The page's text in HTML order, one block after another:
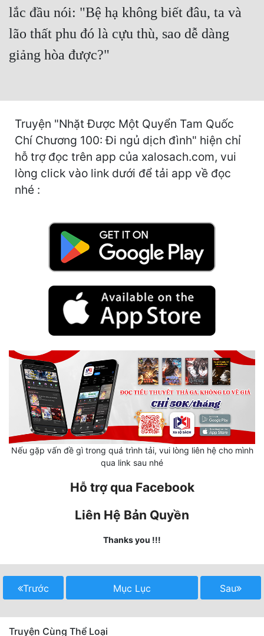
Kỳ Huyễn
Kỳ Ảo
Linh Dị
Mưu Mô
Mạt Thế
Mỹ Thực
Phong Thủy - Tâm Linh
Quan Trường
Quân Sự
Sảng Văn
Sắc
Triều Đấu
Trùng Sinh
Trọng Sinh
lắc đầu nói: "Bệ hạ không biết đâu, ta và
lão thất phu đó là cựu thù, sao dễ dàng
giảng hòa được?"
Truyện "Nhặt Được Một Quyển Tam Quốc
Chí Chương 100: Đi ngủ dịch đình" hiện chỉ
hỗ trợ đọc trên app của xalosach.com, vui
lòng click vào link dưới để tải app về đọc
nhé :
Nếu gặp vấn đề gì trong quá trình tải, vui lòng liên hệ cho mình
qua link sau nhé
Hỗ trợ qua Facebook
Liên Hệ Bản Quyền
Thanks you !!!
Trước Mục Lục Sau
Truyện Cùng Thể Loại